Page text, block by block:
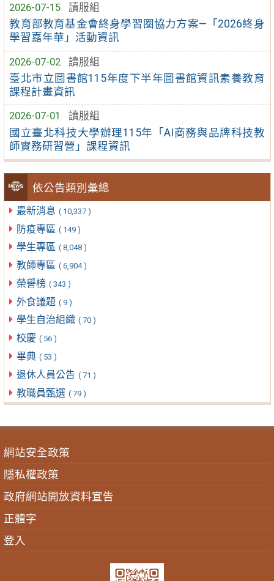
2026-07-15
讀服組
教育部教育基金會終身學習圈協力方案—「2026終身
學習嘉年華」活動資訊
2026-07-02
讀服組
臺北市立圖書館115年度下半年圖書館資訊素養教育
課程計畫資訊
2026-07-01
讀服組
國立臺北科技大學辦理115年「AI商務與品牌科技教
師實務研習營」課程資訊
依公告類別彙總
最新消息 ( 10,337 )
防疫專區 ( 149 )
學生專區 ( 8,048 )
教師專區 ( 6,904 )
榮譽榜 ( 343 )
外食議題 ( 9 )
學生自治組織 ( 70 )
校慶 ( 56 )
畢典 ( 53 )
退休人員公告 ( 71 )
教職員甄選 ( 79 )
網站安全政策
隱私權政策
政府網站開放資料宣告
正體字
登入